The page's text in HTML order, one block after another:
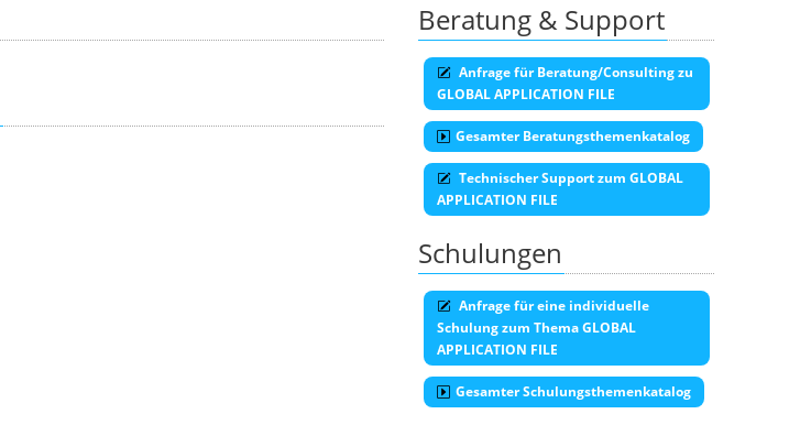
Beratung & Support
Anfrage für Beratung/Consulting zu
GLOBAL APPLICATION FILE
Gesamter Beratungsthemenkatalog
Technischer Support zum GLOBAL
APPLICATION FILE
Schulungen
Anfrage für eine individuelle
Schulung zum Thema GLOBAL
APPLICATION FILE
Gesamter Schulungsthemenkatalog